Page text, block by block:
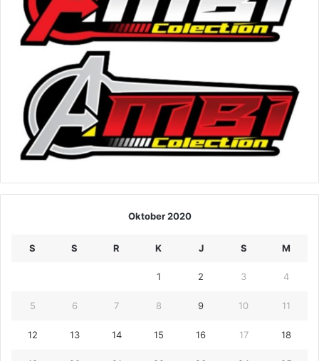
Oktober 2020
S S R K J S M
1 2 3 4
5 6 7 8 9 10 11
12 13 14 15 16 17 18